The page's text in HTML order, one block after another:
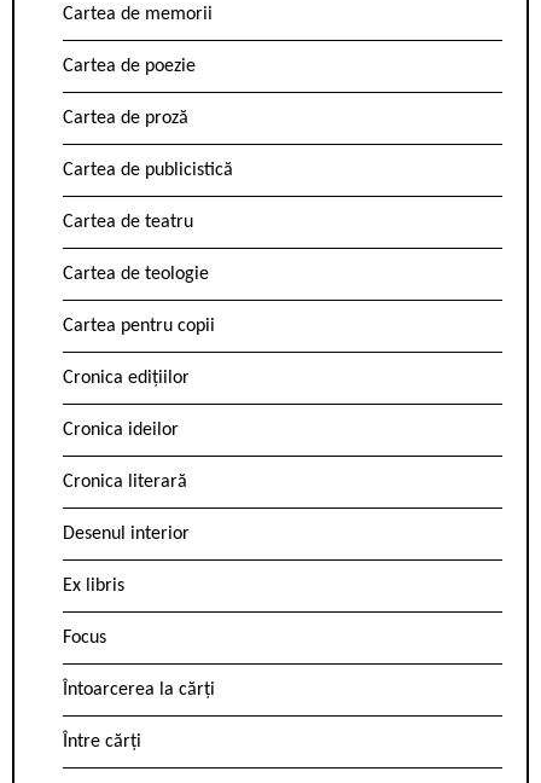
Cartea de memorii
Cartea de poezie
Cartea de proză
Cartea de publicistică
Cartea de teatru
Cartea de teologie
Cartea pentru copii
Cronica edițiilor
Cronica ideilor
Cronica literară
Desenul interior
Ex libris
Focus
Întoarcerea la cărți
Între cărți